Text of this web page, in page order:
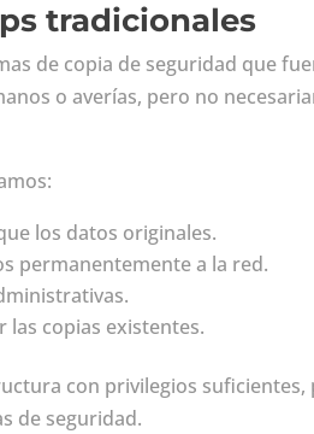
tradicionales
de copia de seguridad que
o averías, pero no
los datos originales.
permanentemente a la red.
copias existentes.
con privilegios
de seguridad.